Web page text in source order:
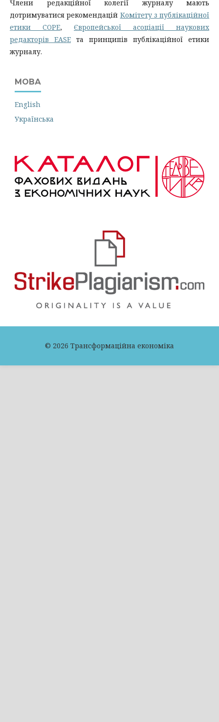
Члени редакційної колегії журналу мають
дотримуватися рекомендацій Комітету з публікаційної
етики COPE, Європейської асоціації наукових
редакторів EASE та принципів публікаційної етики
журналу.
МОВА
English
Українська
© 2026 Трансформаційна економіка